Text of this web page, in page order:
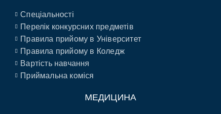
Спеціальності
Перелік конкурсних предметів
Правила прийому в Університет
Правила прийому в Коледж
Вартість навчання
Приймальна коміся
МЕДИЦИНА